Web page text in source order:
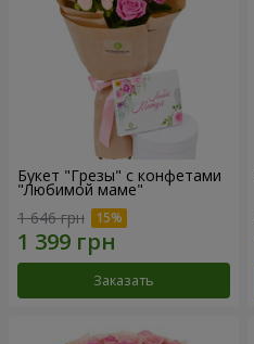
Букет "Грезы" с конфетами
"Любимой маме"
1 646 грн
Заказать